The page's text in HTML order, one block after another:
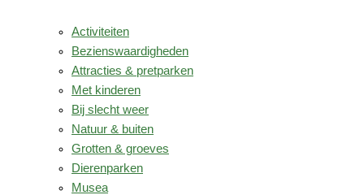
Activiteiten
Bezienswaardigheden
Attracties & pretparken
Met kinderen
Bij slecht weer
Natuur & buiten
Grotten & groeves
Dierenparken
Musea